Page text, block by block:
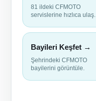
81 ildeki CFMOTO
servislerine hızlıca ulaş.
Bayileri Keşfet →
Şehrindeki CFMOTO
bayilerini görüntüle.